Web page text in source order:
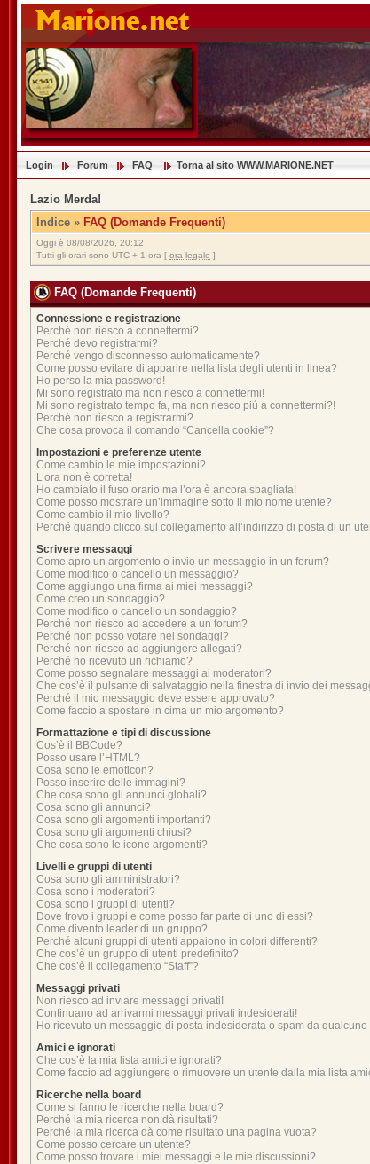
Login Forum FAQ Torna al sito WWW.MARIONE.NET
Lazio Merda!
Indice » FAQ (Domande Frequenti)
Oggi è 08/08/2026, 20:12
Tutti gli orari sono UTC + 1 ora [ ora legale ]
FAQ (Domande Frequenti)
Connessione e registrazione
Perché non riesco a connettermi?
Perché devo registrarmi?
Perché vengo disconnesso automaticamente?
Come posso evitare di apparire nella lista degli utenti in linea?
Ho perso la mia password!
Mi sono registrato ma non riesco a connettermi!
Mi sono registrato tempo fa, ma non riesco piú a connettermi?!
Perché non riesco a registrarmi?
Che cosa provoca il comando “Cancella cookie”?
Impostazioni e preferenze utente
Come cambio le mie impostazioni?
L’ora non è corretta!
Ho cambiato il fuso orario ma l’ora è ancora sbagliata!
Come posso mostrare un’immagine sotto il mio nome utente?
Come cambio il mio livello?
Perché quando clicco sul collegamento all’indirizzo di posta di un
Scrivere messaggi
Come apro un argomento o invio un messaggio in un forum?
Come modifico o cancello un messaggio?
Come aggiungo una firma ai miei messaggi?
Come creo un sondaggio?
Come modifico o cancello un sondaggio?
Perché non riesco ad accedere a un forum?
Perché non posso votare nei sondaggi?
Perché non riesco ad aggiungere allegati?
Perché ho ricevuto un richiamo?
Come posso segnalare messaggi ai moderatori?
Che cos’è il pulsante di salvataggio nella finestra di invio dei
Perché il mio messaggio deve essere approvato?
Come faccio a spostare in cima un mio argomento?
Formattazione e tipi di discussione
Cos’è il BBCode?
Posso usare l’HTML?
Cosa sono le emoticon?
Posso inserire delle immagini?
Che cosa sono gli annunci globali?
Cosa sono gli annunci?
Cosa sono gli argomenti importanti?
Cosa sono gli argomenti chiusi?
Che cosa sono le icone argomenti?
Livelli e gruppi di utenti
Cosa sono gli amministratori?
Cosa sono i moderatori?
Cosa sono i gruppi di utenti?
Dove trovo i gruppi e come posso far parte di uno di essi?
Come divento leader di un gruppo?
Perché alcuni gruppi di utenti appaiono in colori differenti?
Che cos’è un gruppo di utenti predefinito?
Che cos’è il collegamento “Staff”?
Messaggi privati
Non riesco ad inviare messaggi privati!
Continuano ad arrivarmi messaggi privati indesiderati!
Ho ricevuto un messaggio di posta indesiderata o spam da
Amici e ignorati
Che cos’è la mia lista amici e ignorati?
Come faccio ad aggiungere o rimuovere un utente dalla mia lista
Ricerche nella board
Come si fanno le ricerche nella board?
Perché la mia ricerca non dà risultati?
Perché la mia ricerca dà come risultato una pagina vuota?
Come posso cercare un utente?
Come posso trovare i miei messaggi e le mie discussioni?